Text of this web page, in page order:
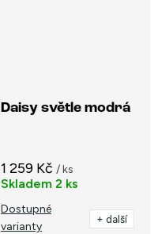
Daisy světle modrá
1 259 Kč / ks
Skladem 2 ks
Dostupné
varianty
+ další